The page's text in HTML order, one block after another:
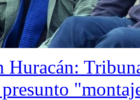
Huracán: